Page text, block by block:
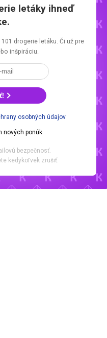
letákyihneď
101 drogerie letáku. Či už pre
inšpiráciu.
osobných údajov
nových ponúk
bezpečnosť.
kedykoľvek zrušiť.